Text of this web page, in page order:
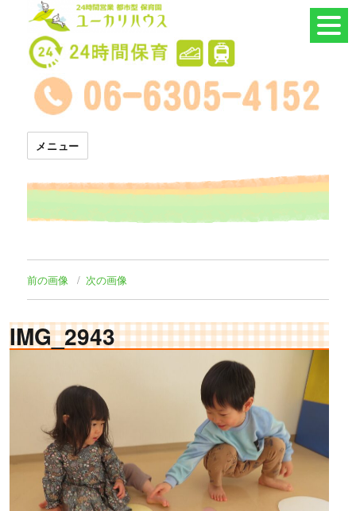
24時間託児所 ユーカリハウス
メニュー
前の画像 次の画像
IMG_2943